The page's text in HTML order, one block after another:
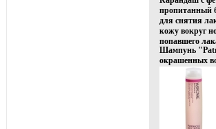
дерматологов
пропитанный
для снятия
кожу вокруг
попавшего
В комплект
3
заправлять
Шампунь
окрашенных
Артикул:
инфо 671r.